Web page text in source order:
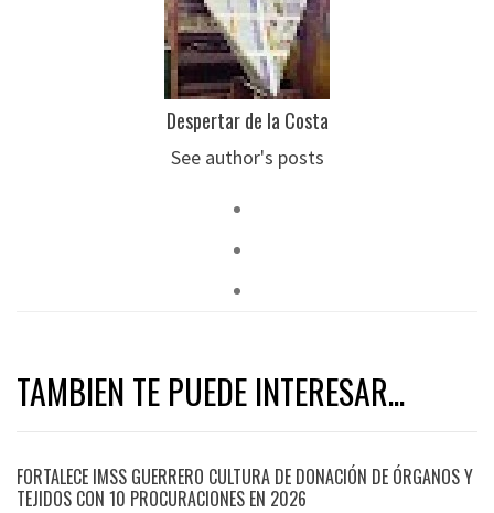
Despertar de la Costa
See author's posts
TAMBIEN TE PUEDE INTERESAR...
FORTALECE IMSS GUERRERO CULTURA DE DONACIÓN DE ÓRGANOS Y
TEJIDOS CON 10 PROCURACIONES EN 2026